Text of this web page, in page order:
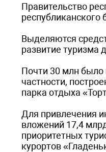
Правительство
Выделяются
развитие туризма
Почти 30 млн было
частности,
парка отдыха
Для привлечения
вложений 17,4
приоритетных
курортов